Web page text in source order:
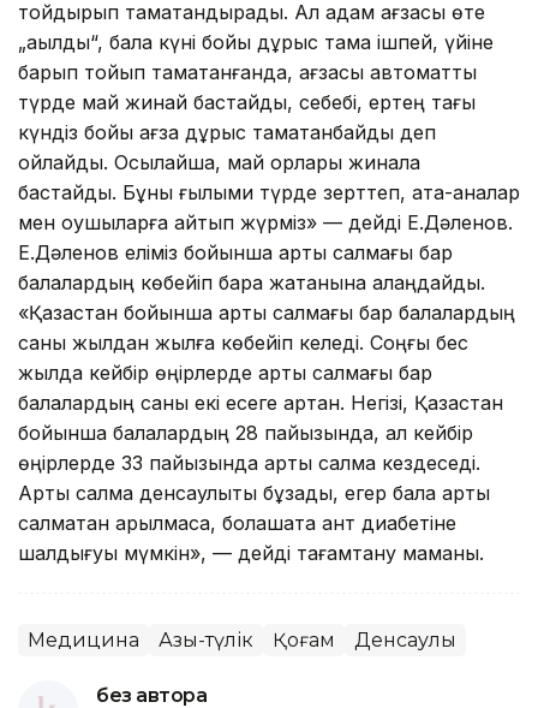
тойдырып тамақтандырады. Ал адам ағзасы өте
„ақылды“, бала күні бойы дұрыс тамақ ішпей, үйіне
барып тойып тамақтанғанда, ағзасы автоматты
түрде май жинай бастайды, себебі, ертең тағы
күндіз бойы ағза дұрыс тамақтанбайды деп
ойлайды. Осылайша, май қорлары жинала
бастайды. Бұны ғылыми түрде зерттеп, ата-аналар
мен оқушыларға айтып жүрміз» — дейді Е.Дəленов.
Е.Дəленов еліміз бойынша артық салмағы бар
балалардың көбейіп бара жатқанына алаңдайды.
«Қазақстан бойынша артық салмағы бар балалардың
саны жылдан жылға көбейіп келеді. Соңғы бес
жылда кейбір өңірлерде артық салмағы бар
балалардың саны екі есеге артқан. Негізі, Қазақстан
бойынша балалардың 28 пайызында, ал кейбір
өңірлерде 33 пайызында артық салмақ кездеседі.
Артық салмақ денсаулықты бұзады, егер бала артық
салмақтан арылмаса, болашақта қант диабетіне
шалдығуы мүмкін», — дейді тағамтану маманы.
Медицина Азық-түлік Қоғам Денсаулық
без автора